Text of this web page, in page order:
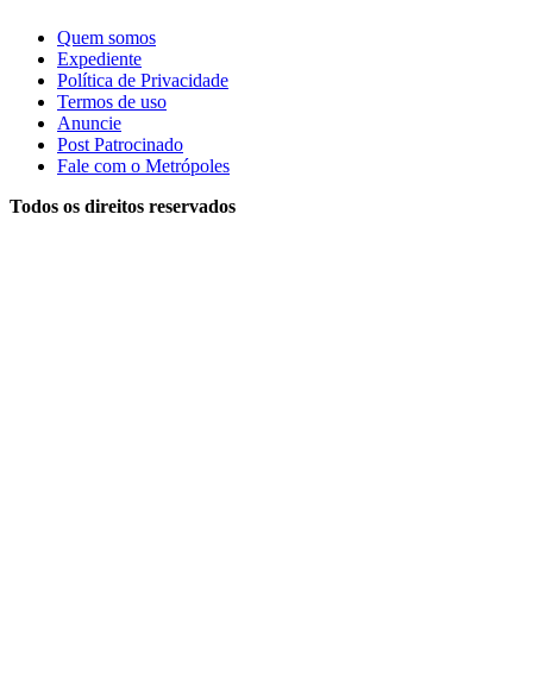
Quem somos
Expediente
Política de Privacidade
Termos de uso
Anuncie
Post Patrocinado
Fale com o Metrópoles
Todos os direitos reservados